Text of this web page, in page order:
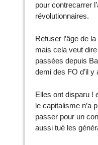
pour contrecarrer
révolutionnaires.
Refuser l’âge de
mais cela veut
passées depuis
demi des FO d’il
Elles ont disparu !
le capitalisme n’a
passer pour un
aussi tué les